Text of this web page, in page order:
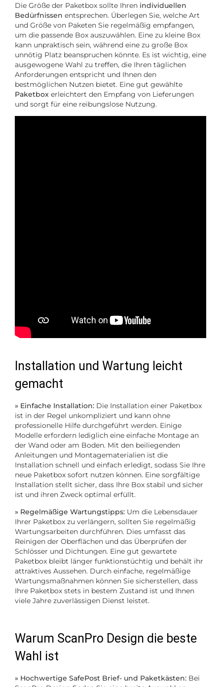
Die Größe der Paketbox sollte Ihren individuellen
Bedürfnissen entsprechen. Überlegen Sie, welche Art
und Größe von Paketen Sie regelmäßig empfangen,
um die passende Box auszuwählen. Eine zu kleine Box
kann unpraktisch sein, während eine zu große Box
unnötig Platz beanspruchen könnte. Es ist wichtig, eine
ausgewogene Wahl zu treffen, die Ihren täglichen
Anforderungen entspricht und Ihnen den
bestmöglichen Nutzen bietet. Eine gut gewählte
Paketbox erleichtert den Empfang von Lieferungen
und sorgt für eine reibungslose Nutzung.
Installation und Wartung leicht
gemacht
» Einfache Installation: Die Installation einer Paketbox
ist in der Regel unkompliziert und kann ohne
professionelle Hilfe durchgeführt werden. Einige
Modelle erfordern lediglich eine einfache Montage an
der Wand oder am Boden. Mit den beiliegenden
Anleitungen und Montagematerialien ist die
Installation schnell und einfach erledigt, sodass Sie Ihre
neue Paketbox sofort nutzen können. Eine sorgfältige
Installation stellt sicher, dass Ihre Box stabil und sicher
ist und ihren Zweck optimal erfüllt.
» Regelmäßige Wartungstipps: Um die Lebensdauer
Ihrer Paketbox zu verlängern, sollten Sie regelmäßig
Wartungsarbeiten durchführen. Dies umfasst das
Reinigen der Oberflächen und das Überprüfen der
Schlösser und Dichtungen. Eine gut gewartete
Paketbox bleibt länger funktionstüchtig und behält ihr
attraktives Aussehen. Durch einfache, regelmäßige
Wartungsmaßnahmen können Sie sicherstellen, dass
Ihre Paketbox stets in bestem Zustand ist und Ihnen
viele Jahre zuverlässigen Dienst leistet.
Warum ScanPro Design die beste
Wahl ist
» Hochwertige SafePost Brief- und Paketkästen: Bei